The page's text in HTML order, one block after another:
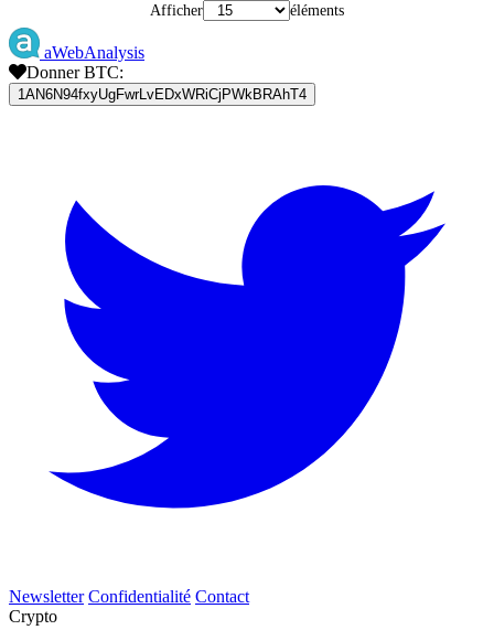
Afficher éléments
aWebAnalysis
Donner BTC:
1AN6N94fxyUgFwrLvEDxWRiCjPWkBRAhT4
Newsletter Confidentialité Contact
Crypto